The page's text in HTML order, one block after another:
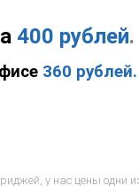
400 рублей.
360 рублей.
у нас цены одни